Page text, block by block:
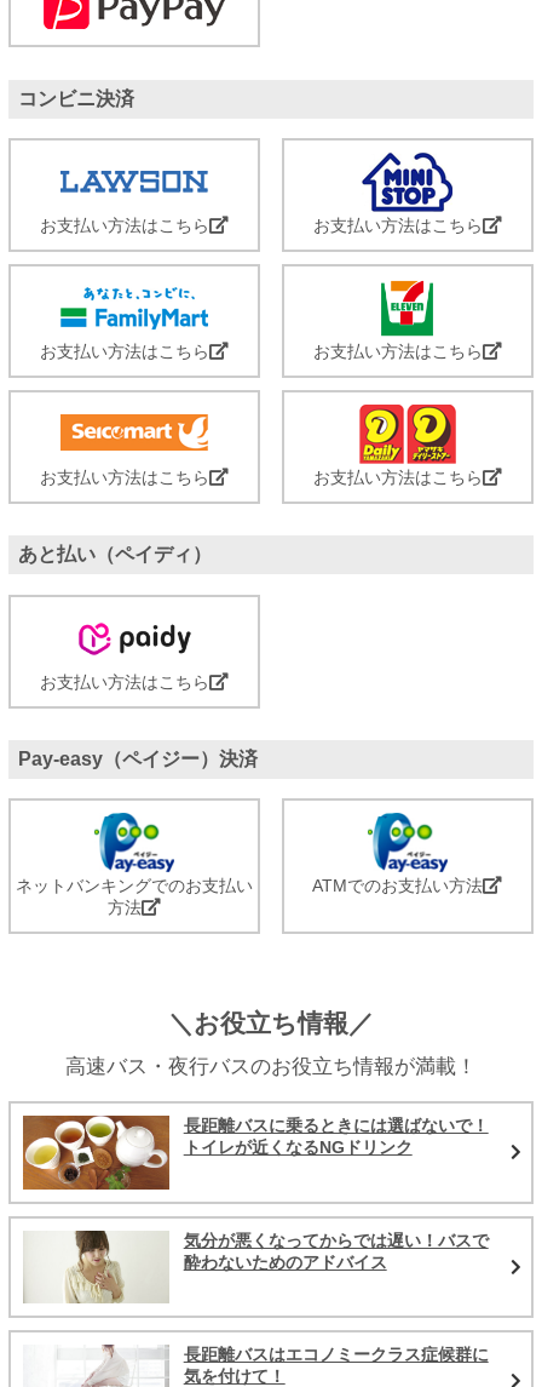
コンビニ決済
お支払い方法はこちら お支払い方法はこちら
お支払い方法はこちら お支払い方法はこちら
お支払い方法はこちら お支払い方法はこちら
あと払い（ペイディ）
お支払い方法はこちら
Pay-easy（ペイジー）決済
ネットバンキングでのお支払い
方法
ATMでのお支払い方法
＼お役立ち情報／
高速バス・夜行バスのお役立ち情報が満載！
長距離バスに乗るときには選ばないで！
トイレが近くなるNGドリンク
気分が悪くなってからでは遅い！バスで
酔わないためのアドバイス
長距離バスはエコノミークラス症候群に
気を付けて！